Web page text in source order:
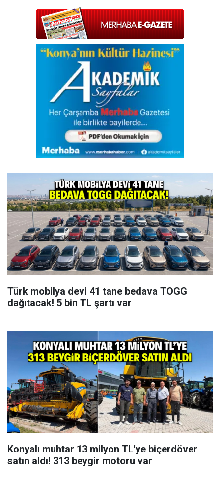
Türk mobilya devi 41 tane bedava TOGG
dağıtacak! 5 bin TL şartı var
Konyalı muhtar 13 milyon TL'ye biçerdöver
satın aldı! 313 beygir motoru var